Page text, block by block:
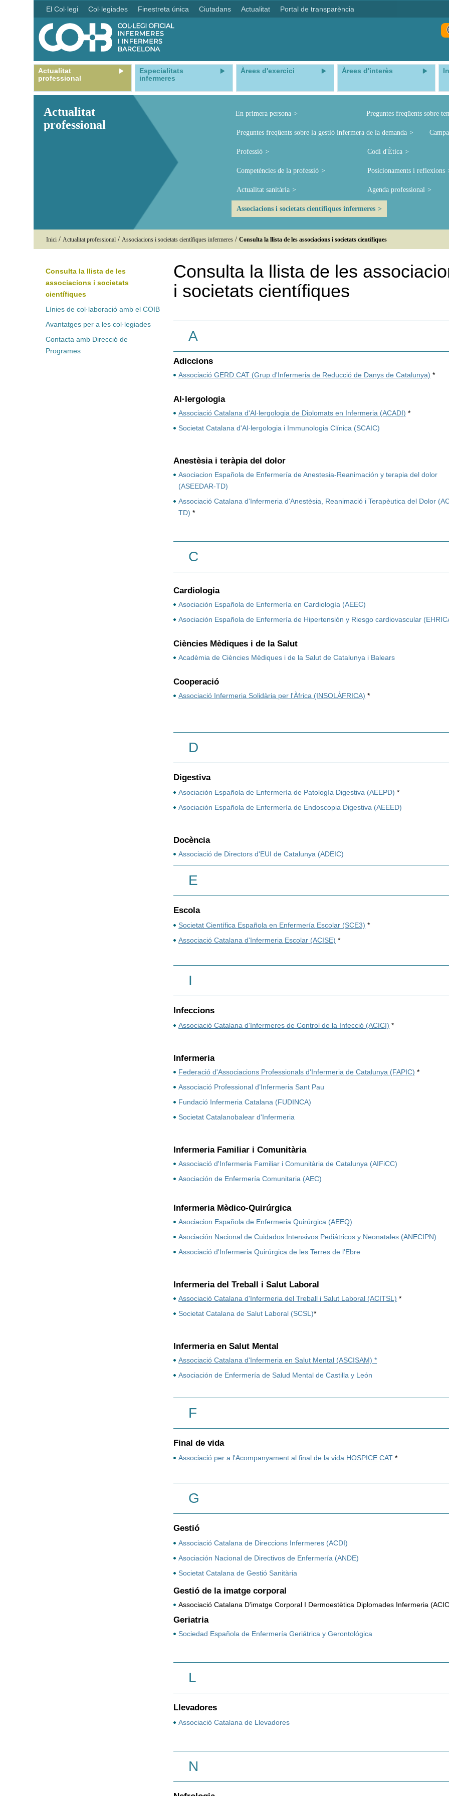
El Col·legi Col·legiades Finestreta única Ciutadans Actualitat Portal de transparència
Actualitat
professional
Especialitats
infermeres
Àrees d'exercici Àrees d'interès
Actualitat
professional
En primera persona Preguntes freqüents sobre
Preguntes freqüents sobre la gestió infermera de la demanda
Professió Codi d'Ètica
Competències de la professió Posicionaments i reflexions
Actualitat sanitària Agenda professional
Associacions i societats científiques infermeres
Inici / Actualitat professional / Associacions i societats científiques infermeres / Consulta la llista de les associacions i societats científiques
Consulta la llista de les
associacions i societats
científiques
Línies de col·laboració amb el COIB
Avantatges per a les col·legiades
Contacta amb Direcció de
Programes
Consulta la llista de les
i societats científiques
A
Adiccions
Associació GERD.CAT (Grup d'Infermeria de Reducció de Danys de Catalunya) *
Al·lergologia
Associació Catalana d'Al·lergologia de Diplomats en Infermeria (ACADI) *
Societat Catalana d'Al·lergologia i Immunologia Clínica (SCAIC)
Anestèsia i teràpia del dolor
Asociacion Española de Enfermería de Anestesia-Reanimación y terapia del dolor
(ASEEDAR-TD)
Associació Catalana d'Infermeria d'Anestèsia, Reanimació i Terapèutica del Dolor
TD) *
C
Cardiologia
Asociación Española de Enfermería en Cardiología (AEEC)
Asociación Española de Enfermería de Hipertensión y Riesgo cardiovascular
Ciències Mèdiques i de la Salut
Acadèmia de Ciències Mèdiques i de la Salut de Catalunya i Balears
Cooperació
Associació Infermeria Solidària per l'Àfrica (INSOLÀFRICA) *
D
Digestiva
Asociación Española de Enfermería de Patología Digestiva (AEEPD) *
Asociación Española de Enfermería de Endoscopia Digestiva (AEEED)
Docència
Associació de Directors d'EUI de Catalunya (ADEIC)
E
Escola
Societat Científica Española en Enfermería Escolar (SCE3) *
Associació Catalana d'Infermeria Escolar (ACISE) *
I
Infeccions
Associació Catalana d'Infermeres de Control de la Infecció (ACICI) *
Infermeria
Federació d'Associacions Professionals d'Infermeria de Catalunya (FAPIC) *
Associació Professional d’Infermeria Sant Pau
Fundació Infermeria Catalana (FUDINCA)
Societat Catalanobalear d'Infermeria
Infermeria Familiar i Comunitària
Associació d'Infermeria Familiar i Comunitària de Catalunya (AIFiCC)
Asociación de Enfermería Comunitaria (AEC)
Infermeria Mèdico-Quirúrgica
Asociacion Española de Enfermeria Quirúrgica (AEEQ)
Asociación Nacional de Cuidados Intensivos Pediátricos y Neonatales (ANECIPN)
Associació d'Infermeria Quirúrgica de les Terres de l'Ebre
Infermeria del Treball i Salut Laboral
Associació Catalana d'Infermeria del Treball i Salut Laboral (ACITSL) *
Societat Catalana de Salut Laboral (SCSL)*
Infermeria en Salut Mental
Associació Catalana d'Infermeria en Salut Mental (ASCISAM) *
Asociación de Enfermería de Salud Mental de Castilla y León
F
Final de vida
Associació per a l'Acompanyament al final de la vida HOSPICE.CAT *
G
Gestió
Associació Catalana de Direccions Infermeres (ACDI)
Asociación Nacional de Directivos de Enfermería (ANDE)
Societat Catalana de Gestió Sanitària
Gestió de la imatge corporal
Associació Catalana D'imatge Corporal I Dermoestètica Diplomades Infermeria
Geriatria
Sociedad Española de Enfermería Geriátrica y Gerontológica
L
Llevadores
Associació Catalana de Llevadores
N